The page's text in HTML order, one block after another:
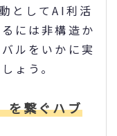
としてAI利活
には非構造か
ルをいかに実
ょう。
を繋ぐハブ